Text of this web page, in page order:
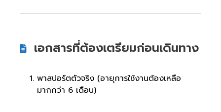
เอกสารที่ต้องเตรียมก่อนเดินทาง
พาสปอร์ตตัวจริง (อายุการใช้งานต้องเหลือ
มากกว่า 6 เดือน)